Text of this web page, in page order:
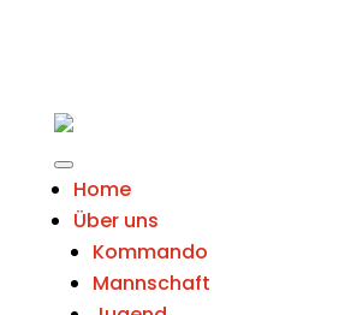
Home
Über uns
Kommando
Mannschaft